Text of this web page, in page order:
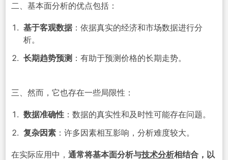
二、基本面分析的优点包括：
基于客观数据：依据真实的经济和市场数据进行分
析。
长期趋势预测 ：有助于预测价格的长期走势。
三、然而，它也存在一些局限性：
数据准确性：数据的真实性和及时性可能存在问题。
复杂因素：许多因素相互影响，分析难度较大。
在实际应用中， 通常将基本面分析与技术分析相结合，以